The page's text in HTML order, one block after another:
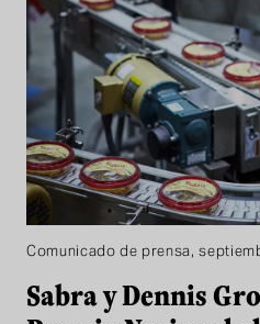
Comunicado de prensa,
Sabra y Dennis